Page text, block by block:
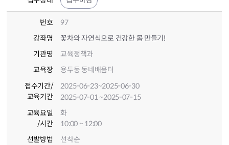
번호
97
강좌명
꽃차와 자연식으로 건강한 몸 만들기!
기관명
교육정책과
교육장
용두동 동네배움터
접수기간/
교육기간
2025-06-23~2025-06-30
2025-07-01~2025-07-15
교육요일
/시간
화
10:00 ~ 12:00
선발방법
선착순